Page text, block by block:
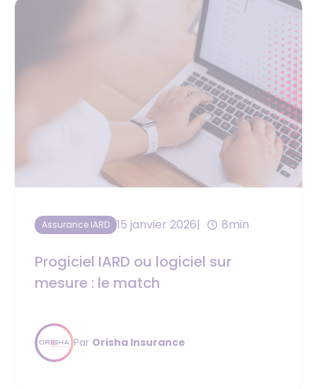
Assurance IARD 15 janvier 2026 8min
Progiciel IARD ou logiciel sur
mesure : le match
Par Orisha Insurance